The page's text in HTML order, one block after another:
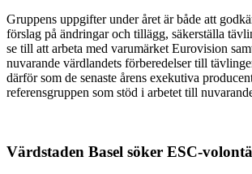
Gruppens uppgifter under året är både att
förslag på ändringar och tillägg, säkerställa
se till att arbeta med varumärket Eurovision
nuvarande värdlandets förberedelser till
därför som de senaste årens exekutiva
referensgruppen som stöd i arbetet till
Värdstaden Basel söker ESC-